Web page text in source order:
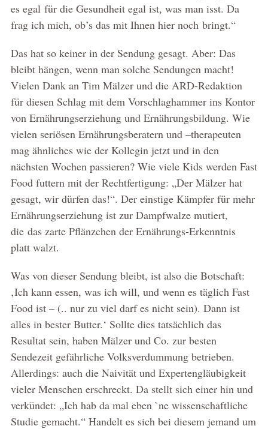
es egal für die Gesundheit egal ist, was man isst. Da
frag ich mich, ob’s das mit Ihnen hier noch bringt.“
Das hat so keiner in der Sendung gesagt. Aber: Das
bleibt hängen, wenn man solche Sendungen macht!
Vielen Dank an Tim Mälzer und die ARD-Redaktion
für diesen Schlag mit dem Vorschlaghammer ins Kontor
von Ernährungserziehung und Ernährungsbildung. Wie
vielen seriösen Ernährungsberatern und –therapeuten
mag ähnliches wie der Kollegin jetzt und in den
nächsten Wochen passieren? Wie viele Kids werden Fast
Food futtern mit der Rechtfertigung: „Der Mälzer hat
gesagt, wir dürfen das!“. Der einstige Kämpfer für mehr
Ernährungserziehung ist zur Dampfwalze mutiert,
die das zarte Pflänzchen der Ernährungs-Erkenntnis
platt walzt.
Was von dieser Sendung bleibt, ist also die Botschaft:
‚Ich kann essen, was ich will, und wenn es täglich Fast
Food ist – (.. nur zu viel darf es nicht sein). Dann ist
alles in bester Butter.‘ Sollte dies tatsächlich das
Resultat sein, haben Mälzer und Co. zur besten
Sendezeit gefährliche Volksverdummung betrieben.
Allerdings: auch die Naivität und Expertengläubigkeit
vieler Menschen erschreckt. Da stellt sich einer hin und
verkündet: „Ich hab da mal eben `ne wissenschaftliche
Studie gemacht.“ Handelt es sich bei diesem jemand um